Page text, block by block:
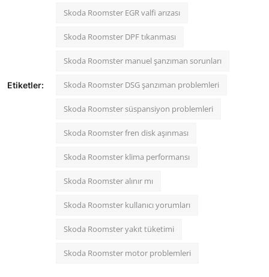
Etiketler:
Skoda Roomster EGR valfi arızası
Skoda Roomster DPF tıkanması
Skoda Roomster manuel şanzıman sorunları
Skoda Roomster DSG şanzıman problemleri
Skoda Roomster süspansiyon problemleri
Skoda Roomster fren disk aşınması
Skoda Roomster klima performansı
Skoda Roomster alınır mı
Skoda Roomster kullanıcı yorumları
Skoda Roomster yakıt tüketimi
Skoda Roomster motor problemleri